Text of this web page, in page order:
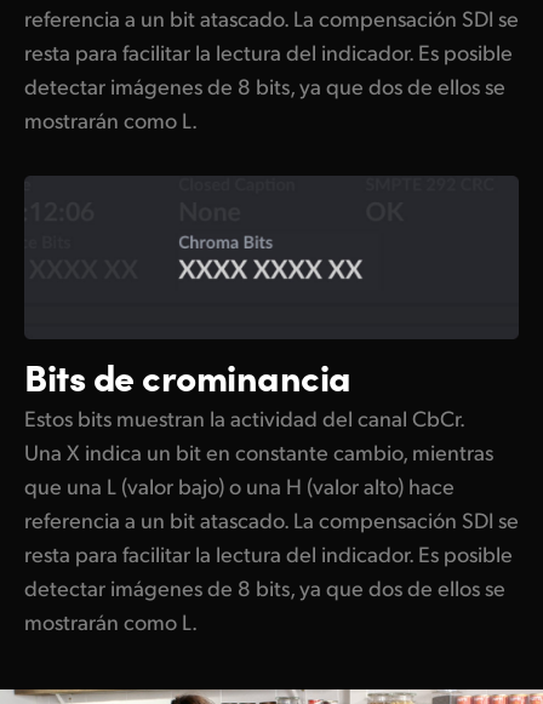
referencia a un bit atascado. La compensación SDI se
resta para facilitar la lectura del indicador. Es posible
detectar imágenes de 8 bits, ya que dos de ellos se
mostrarán como L.
Bits de crominancia
Estos bits muestran la actividad del canal CbCr.
Una X indica un bit en constante cambio, mientras
que una L (valor bajo) o una H (valor alto) hace
referencia a un bit atascado. La compensación SDI se
resta para facilitar la lectura del indicador. Es posible
detectar imágenes de 8 bits, ya que dos de ellos se
mostrarán como L.